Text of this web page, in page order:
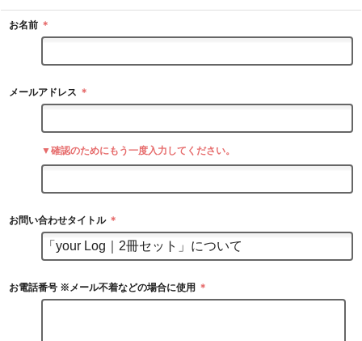
お名前 ＊
メールアドレス ＊
▼確認のためにもう一度入力してください。
お問い合わせタイトル ＊
お電話番号 ※メール不着などの場合に使用 ＊